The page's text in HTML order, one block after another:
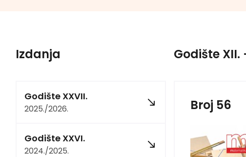
Izdanja
Godište XXVII.
2025./2026.
Godište XXVI.
2024./2025.
Godište XII.
Broj 56